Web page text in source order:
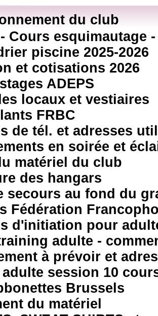
du club
Cours esquimautage
piscine 2025-2026
et cotisations 2026
ADEPS
locaux et vestiaires
FRBC
de tél. et adresses
en soirée et
matériel du club
des hangars
secours au fond du
Fédération
d'initiation pour
adulte -
à prévoir et
session 10
Brussels
du matériel